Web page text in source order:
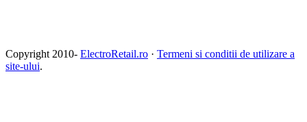
Copyright 2010- ElectroRetail.ro · Termeni si conditii de utilizare a
site-ului.